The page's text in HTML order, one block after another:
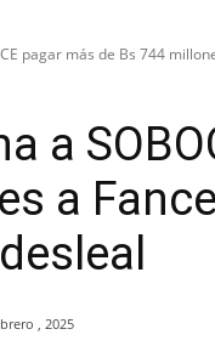
pagar más de Bs 744
a
a
, 2025